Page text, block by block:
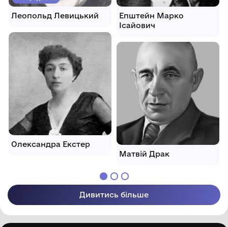
Леопольд Левицький
Олександра Екстер
Епштейн Марко
Ісайович
Матвій Драк
Дивитись більше